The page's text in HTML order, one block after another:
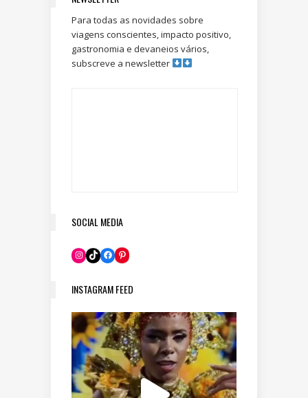
Para todas as novidades sobre
viagens conscientes, impacto positivo,
gastronomia e devaneios vários,
subscreve a newsletter
SOCIAL MEDIA
Instagram
TikTokFacebookPinterest
INSTAGRAM FEED